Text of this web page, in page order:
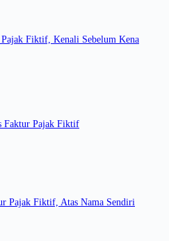
Fiktif, Kenali Sebelum Kena
Faktur Pajak Fiktif
Pajak Fiktif, Atas Nama Sendiri